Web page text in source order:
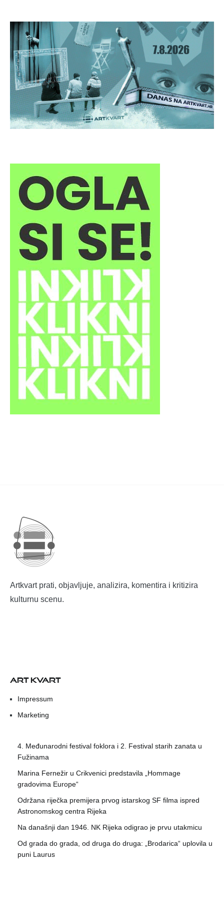
Artkvart prati, objavljuje, analizira, komentira i kritizira
kulturnu scenu.
ART KVART
Impressum
Marketing
4. Međunarodni festival foklora i 2. Festival starih zanata u
Fužinama
Marina Fernežir u Crikvenici predstavila „Hommage
gradovima Europe“
Održana riječka premijera prvog istarskog SF filma ispred
Astronomskog centra Rijeka
Na današnji dan 1946. NK Rijeka odigrao je prvu utakmicu
Od grada do grada, od druga do druga: „Brodarica“ uplovila u
puni Laurus